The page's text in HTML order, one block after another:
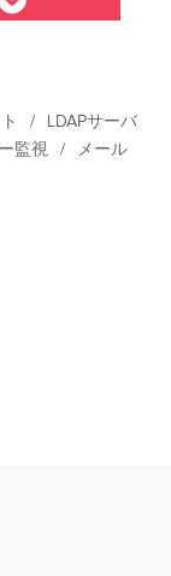
/
LDAPサーバ
監視 /
メール